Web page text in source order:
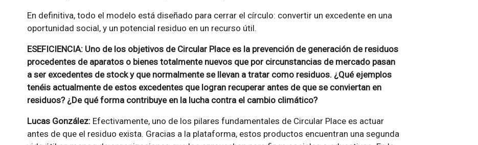
En definitiva, todo el modelo está diseñado para cerrar el círculo: convertir un excedente en una
oportunidad social, y un potencial residuo en un recurso útil.
ESEFICIENCIA: Uno de los objetivos de Circular Place es la prevención de generación de residuos
procedentes de aparatos o bienes totalmente nuevos que por circunstancias de mercado pasan
a ser excedentes de stock y que normalmente se llevan a tratar como residuos. ¿Qué ejemplos
tenéis actualmente de estos excedentes que logran recuperar antes de que se conviertan en
residuos? ¿De qué forma contribuye en la lucha contra el cambio climático?
Lucas González:Efectivamente, uno de los pilares fundamentales de Circular Place es actuar
antes de que el residuo exista. Gracias a la plataforma, estos productos encuentran una segunda